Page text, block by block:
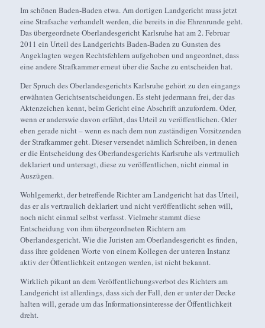
Im schönen Baden-Baden etwa. Am dortigen Landgericht muss jetzt
eine Strafsache verhandelt werden, die bereits in die Ehrenrunde geht.
Das übergeordnete Oberlandesgericht Karlsruhe hat am 2. Februar
2011 ein Urteil des Landgerichts Baden-Baden zu Gunsten des
Angeklagten wegen Rechtsfehlern aufgehoben und angeordnet, dass
eine andere Strafkammer erneut über die Sache zu entscheiden hat.
Der Spruch des Oberlandesgerichts Karlsruhe gehört zu den eingangs
erwähnten Gerichtsentscheidungen. Es steht jedermann frei, der das
Aktenzeichen kennt, beim Gericht eine Abschrift anzufordern. Oder,
wenn er anderswie davon erfährt, das Urteil zu veröffentlichen. Oder
eben gerade nicht – wenn es nach dem nun zuständigen Vorsitzenden
der Strafkammer geht. Dieser versendet nämlich Schreiben, in denen
er die Entscheidung des Oberlandesgerichts Karlsruhe als vertraulich
deklariert und untersagt, diese zu veröffentlichen, nicht einmal in
Auszügen.
Wohlgemerkt, der betreffende Richter am Landgericht hat das Urteil,
das er als vertraulich deklariert und nicht veröffentlicht sehen will,
noch nicht einmal selbst verfasst. Vielmehr stammt diese
Entscheidung von ihm übergeordneten Richtern am
Oberlandesgericht. Wie die Juristen am Oberlandesgericht es finden,
dass ihre goldenen Worte von einem Kollegen der unteren Instanz
aktiv der Öffentlichkeit entzogen werden, ist nicht bekannt.
Wirklich pikant an dem Veröffentlichungsverbot des Richters am
Landgericht ist allerdings, dass sich der Fall, den er unter der Decke
halten will, gerade um das Informationsinteresse der Öffentlichkeit
dreht.